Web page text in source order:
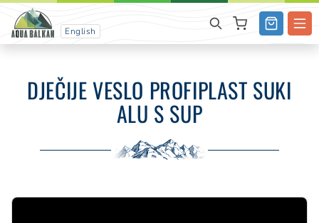
English
DJEČIJE VESLO PROFIPLAST SUKI
ALU S SUP